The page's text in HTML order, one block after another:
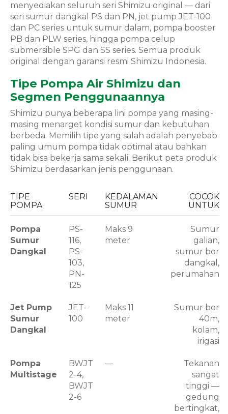
menyediakan seluruh seri Shimizu original — dari
seri sumur dangkal PS dan PN, jet pump JET-100
dan PC series untuk sumur dalam, pompa booster
PB dan PLW series, hingga pompa celup
submersible SPG dan SS series. Semua produk
original dengan garansi resmi Shimizu Indonesia.
Tipe Pompa Air Shimizu dan
Segmen Penggunaannya
Shimizu punya beberapa lini pompa yang masing-
masing menarget kondisi sumur dan kebutuhan
berbeda. Memilih tipe yang salah adalah penyebab
paling umum pompa tidak optimal atau bahkan
tidak bisa bekerja sama sekali. Berikut peta produk
Shimizu berdasarkan jenis penggunaan.
TIPE
POMPA
SERI
KEDALAMAN
SUMUR
COCOK
UNTUK
Pompa
Sumur
Dangkal
PS-
116,
PS-
103,
PN-
125
Maks 9
meter
Sumur
galian,
sumur bor
dangkal,
perumahan
Jet Pump
Sumur
Dangkal
JET-
100
Maks 11
meter
Sumur bor
40m,
kolam,
irigasi
Pompa
Multistage
BWJT
2-4,
BWJT
2-6
—
Tekanan
sangat
tinggi —
gedung
bertingkat,